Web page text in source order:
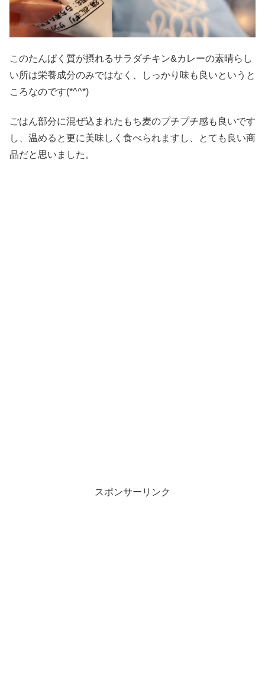
このたんぱく質が摂れるサラダチキン&カレーの素晴らし
い所は栄養成分のみではなく、しっかり味も良いというと
ころなのです(*^^*)
ごはん部分に混ぜ込まれたもち麦のプチプチ感も良いです
し、温めると更に美味しく食べられますし、とても良い商
品だと思いました。
スポンサーリンク